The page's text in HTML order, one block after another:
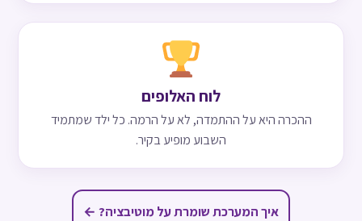
לוח האלופים
ההכרה היא על ההתמדה, לא על הרמה. כל ילד שמתמיד
השבוע מופיע בקיר.
איך המערכת שומרת על מוטיבציה? ←